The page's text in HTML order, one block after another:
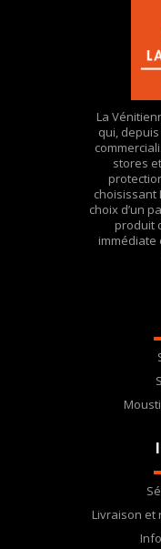
La
qui,
stores
choisissant
choix d’un
produit
immédiate
Livraison et